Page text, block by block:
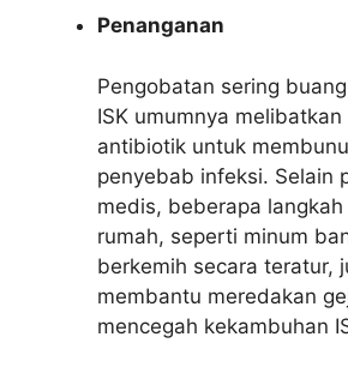
Penanganan
Pengobatan sering
ISK umumnya
antibiotik untuk
penyebab infeksi. Selain
medis, beberapa
rumah, seperti minum
berkemih secara teratur,
membantu meredakan
mencegah kekambuhan